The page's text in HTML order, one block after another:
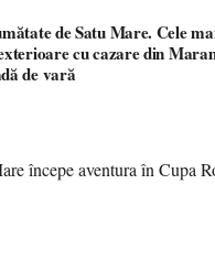
de Satu Mare. Cele
cu cazare din
de vară